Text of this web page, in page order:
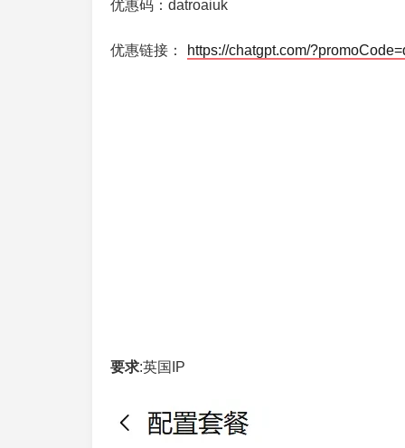
优惠码：datroaiuk
优惠链接： https://chatgpt.com/
要求:英国IP